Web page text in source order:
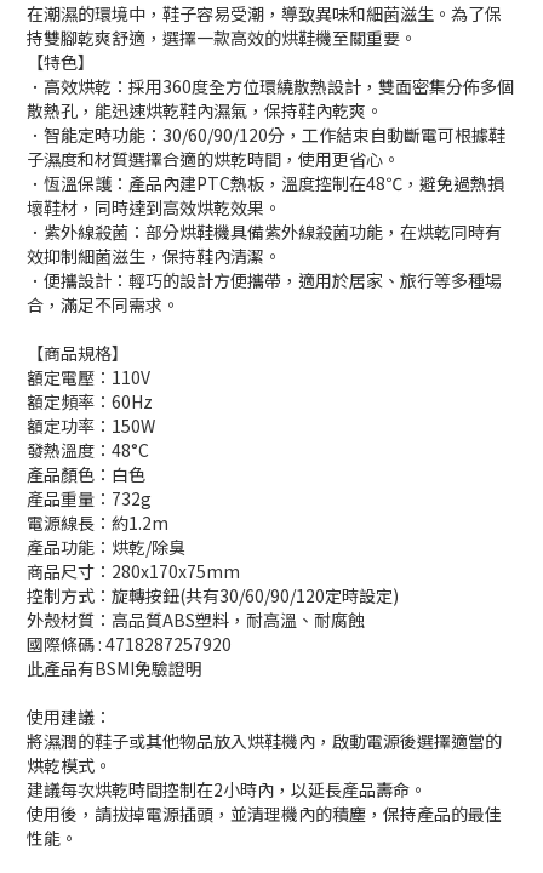
在潮濕的環境中，鞋子容易受潮，導致異味和細菌滋生。​為了保
持雙腳乾爽舒適，選擇一款高效的烘鞋機至關重要。
【特色】
．高效烘乾：​採用360度全方位環繞散熱設計，雙面密集分佈多個
散熱孔，能迅速烘乾鞋內濕氣，保持鞋內乾爽。 ​
．智能定時功能：​30/60/90/120分，工作結束自動斷電可根據鞋
子濕度和材質選擇合適的烘乾時間，使用更省心。 ​
．恆溫保護：​產品內建PTC熱板，溫度控制在48℃，避免過熱損
壞鞋材，同時達到高效烘乾效果。 ​
．紫外線殺菌：​部分烘鞋機具備紫外線殺菌功能，在烘乾同時有
效抑制細菌滋生，保持鞋內清潔。 ​
．便攜設計：​輕巧的設計方便攜帶，適用於居家、旅行等多種場
合，滿足不同需求。
【商品規格】
額定電壓：110V
額定頻率：60Hz
額定功率：150W
發熱溫度：48°C
產品顏色：白色
產品重量：732g
電源線長：約1.2m
產品功能：烘乾/除臭
商品尺寸：280x170x75mm
控制方式：旋轉按鈕(共有30/60/90/120定時設定)
外殼材質：高品質ABS塑料，耐高溫、耐腐蝕
國際條碼 : 4718287257920
此產品有BSMI免驗證明
使用建議：
將濕潤的鞋子或其他物品放入烘鞋機內，啟動電源後選擇適當的
烘乾模式。​
建議每次烘乾時間控制在2小時內，以延長產品壽命。​
使用後，請拔掉電源插頭，並清理機內的積塵，保持產品的最佳
性能。​